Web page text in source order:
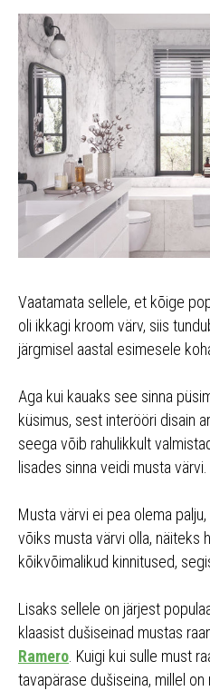
Vaatamata sellele, et kõige
oli ikkagi kroom värv, siis
järgmisel aastal esimesele
Aga kui kauaks see sinna
küsimus, sest interööri disain
seega võib rahulikkult
lisades sinna veidi musta värvi.
Musta värvi ei pea olema
võiks musta värvi olla, näiteks
kõikvõimalikud kinnitused,
Lisaks sellele on järjest
klaasist dušiseinad mustas
Ramero. Kuigi kui sulle must
tavapärase dušiseina, millel on